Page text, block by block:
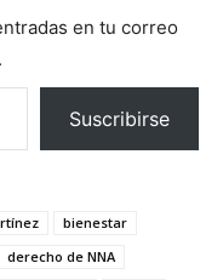
en tu correo
Suscribirse
bienestar
derecho de NNA